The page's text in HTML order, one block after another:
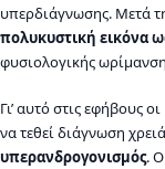
υπερδιάγνωσης. Μετά
πολυκυστική εικόνα
φυσιολογικής
Γι’ αυτό στις εφήβους
να τεθεί διάγνωση
υπερανδρογονισμός.